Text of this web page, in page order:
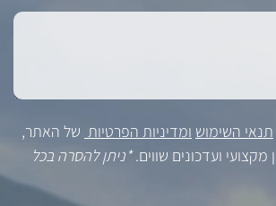
תנאי השימוש ומדיניות הפרטיות של האתר,
מקצועי ועדכונים שווים.*ניתן להסרה בכל